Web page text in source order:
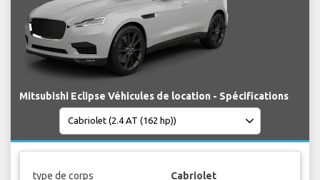
Mitsubishi Eclipse Véhicules de location - Spécifications
type de corps Cabriolet